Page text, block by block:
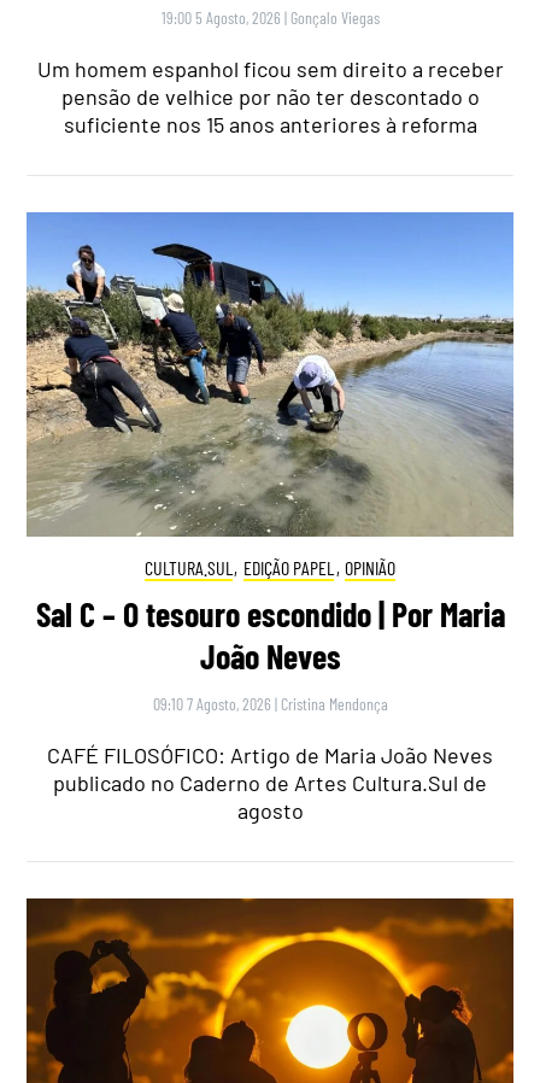
19:00 5 Agosto, 2026 | Gonçalo Viegas
Um homem espanhol ficou sem direito a receber
pensão de velhice por não ter descontado o
suficiente nos 15 anos anteriores à reforma
CULTURA.SUL , EDIÇÃO PAPEL , OPINIÃO
Sal C – O tesouro escondido | Por Maria
João Neves
09:10 7 Agosto, 2026 | Cristina Mendonça
CAFÉ FILOSÓFICO: Artigo de Maria João Neves
publicado no Caderno de Artes Cultura.Sul de
agosto